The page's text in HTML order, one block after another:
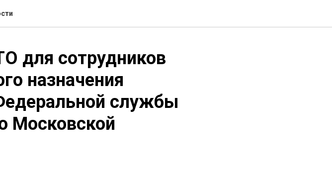
для сотрудников
назначения
службы
Московской